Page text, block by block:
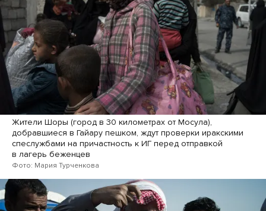
Жители Шоры (город в 30 километрах от Мосула),
добравшиеся в Гайару пешком, ждут проверки иракскими
спеслужбами на причастность к ИГ перед отправкой
в лагерь беженцев
Фото: Мария Турченкова